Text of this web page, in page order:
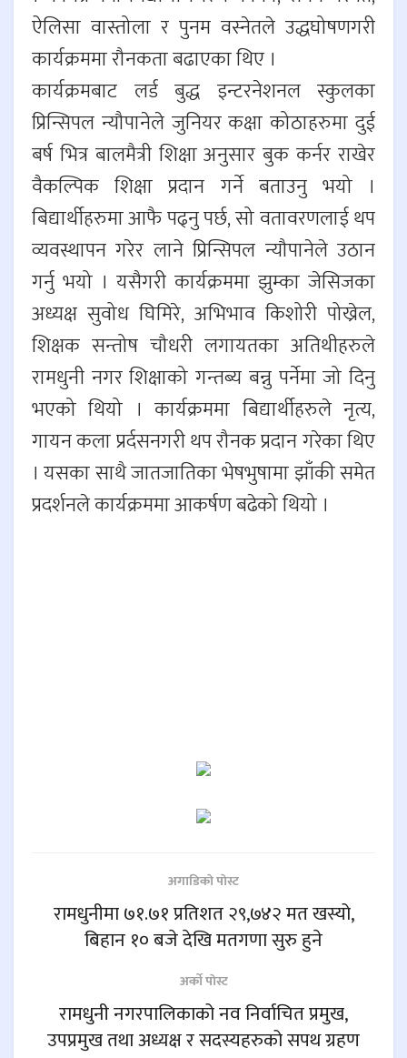
ऐलिसा वास्तोला र पुनम वस्नेतले उद्धघोषणगरी
कार्यक्रममा रौनकता बढाएका थिए ।
कार्यक्रमबाट लर्ड बुद्ध इन्टरनेशनल स्कुलका
प्रिन्सिपल न्यौपानेले जुनियर कक्षा कोठाहरुमा दुई
बर्ष भित्र बालमैत्री शिक्षा अनुसार बुक कर्नर राखेर
वैकल्पिक शिक्षा प्रदान गर्ने बताउनु भयो ।
बिद्यार्थीहरुमा आफै पढ्नु पर्छ, सो वतावरणलाई थप
व्यवस्थापन गरेर लाने प्रिन्सिपल न्यौपानेले उठान
गर्नु भयो । यसैगरी कार्यक्रममा झुम्का जेसिजका
अध्यक्ष सुवोध घिमिरे, अभिभाव किशोरी पोख्रेल,
शिक्षक सन्तोष चौधरी लगायतका अतिथीहरुले
रामधुनी नगर शिक्षाको गन्तब्य बन्नु पर्नेमा जो दिनु
भएको थियो । कार्यक्रममा बिद्यार्थीहरुले नृत्य,
गायन कला प्रर्दसनगरी थप रौनक प्रदान गरेका थिए
। यसका साथै जातजातिका भेषभुषामा झाँकी समेत
प्रदर्शनले कार्यक्रममा आकर्षण बढेको थियो ।
अगाडिकाे पाेस्ट
रामधुनीमा ७१.७१ प्रतिशत २९,७४२ मत खस्यो,
बिहान १० बजे देखि मतगणा सुरु हुने
अर्काे पाेस्ट
रामधुनी नगरपालिकाको नव निर्वाचित प्रमुख,
उपप्रमुख तथा अध्यक्ष र सदस्यहरुको सपथ ग्रहण